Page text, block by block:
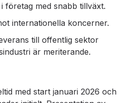
företag med snabb tillväxt.
internationella koncerner.
till offentlig sektor
är meriterande.
med start januari 2026 och